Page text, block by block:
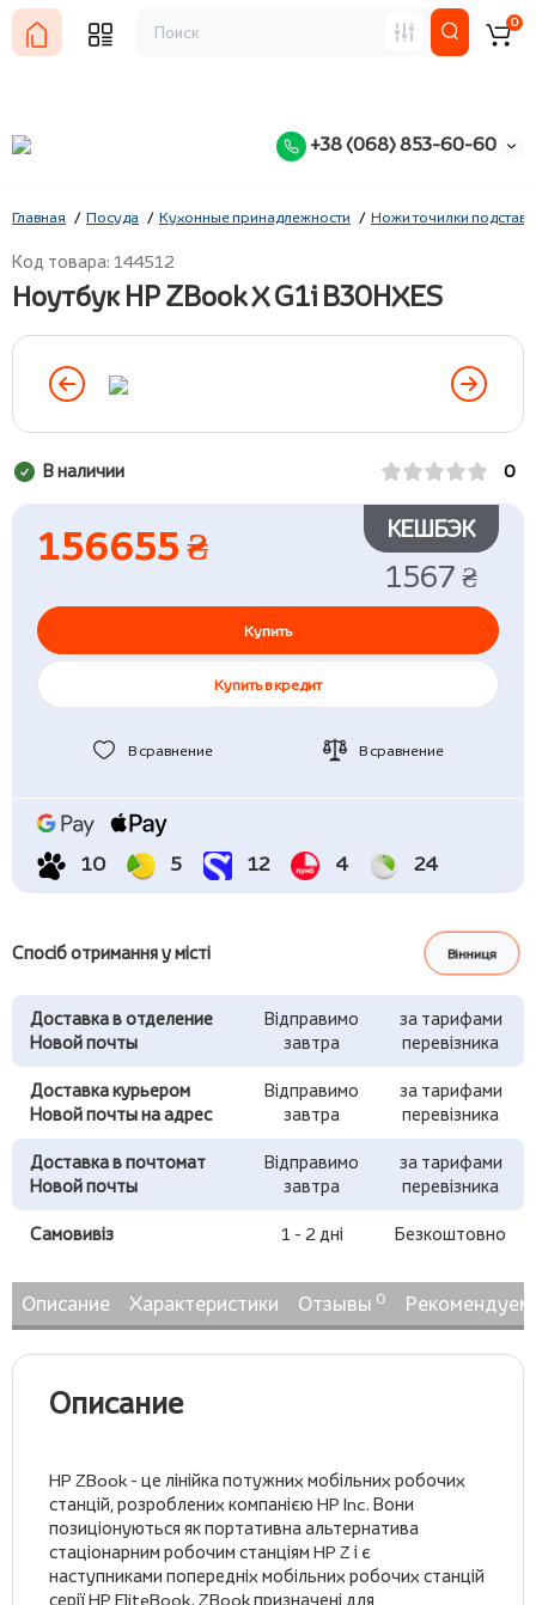
+38 (068) 853-60-60
0
Главная Посуда Кухонные принадлежности Ножи точилки
Код товара: 144512
Ноутбук HP ZBook X G1i B30HXES
В наличии 0
156655 ₴ КЕШБЭК
1567 ₴
Купить
Купить в кредит
В сравнение В сравнение
10 5 12 4 24
Спосіб отримання у місті Вінниця
Доставка в отделение
Новой почты
Відправимо
завтра
за тарифами
перевізника
Доставка курьером
Новой почты на адрес
Відправимо
завтра
за тарифами
перевізника
Доставка в почтомат
Новой почты
Відправимо
завтра
за тарифами
перевізника
Самовивіз 1 - 2 дні Безкоштовно
Описание Характеристики Отзывы 0
Описание
HP ZBook - це лінійка потужних мобільних робочих
станцій, розроблених компанією HP Inc. Вони
позиціонуються як портативна альтернатива
стаціонарним робочим станціям HP Z і є
наступниками попередніх мобільних робочих станцій
серії HP EliteBook. ZBook призначені для